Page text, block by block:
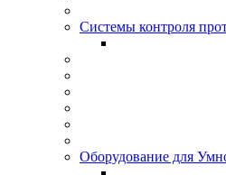
Системы контроля
Оборудование для